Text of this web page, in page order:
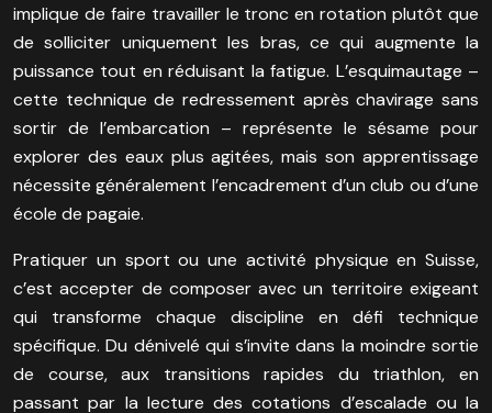
implique de faire travailler le tronc en rotation plutôt que
de solliciter uniquement les bras, ce qui augmente la
puissance tout en réduisant la fatigue. L’esquimautage –
cette technique de redressement après chavirage sans
sortir de l’embarcation – représente le sésame pour
explorer des eaux plus agitées, mais son apprentissage
nécessite généralement l’encadrement d’un club ou d’une
école de pagaie.
Pratiquer un sport ou une activité physique en Suisse,
c’est accepter de composer avec un territoire exigeant
qui transforme chaque discipline en défi technique
spécifique. Du dénivelé qui s’invite dans la moindre sortie
de course, aux transitions rapides du triathlon, en
passant par la lecture des cotations d’escalade ou la